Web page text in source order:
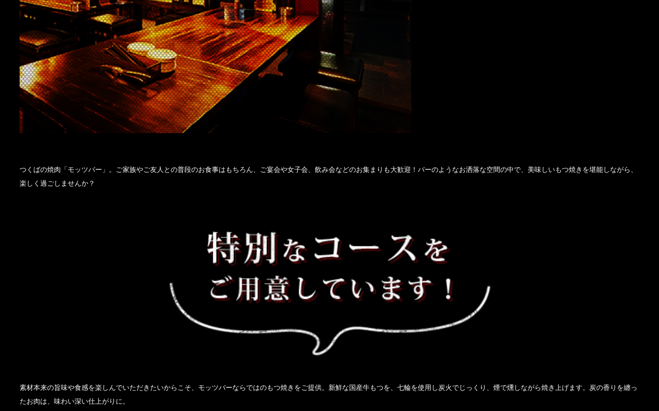
つくばの焼肉「モッツバー」。ご家族やご友人との普段のお食事はもちろん、ご宴会や女子会、飲み会などのお集まりも大歓迎！バーのようなお洒落な空間の中で、美味しいもつ焼きを堪能しながら、
楽しく過ごしませんか？
素材本来の旨味や食感を楽しんでいただきたいからこそ、モッツバーならではのもつ焼きをご提供。新鮮な国産牛もつを、七輪を使用し炭火でじっくり、煙で燻しながら焼き上げます。炭の香りを纏っ
たお肉は、味わい深い仕上がりに。